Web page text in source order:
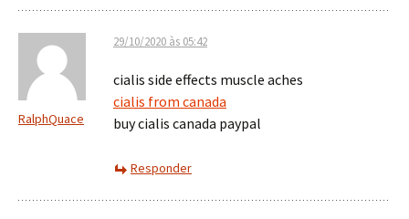
RalphQuace
29/10/2020 às 05:42
cialis side effects muscle aches
cialis from canada
buy cialis canada paypal
Responder